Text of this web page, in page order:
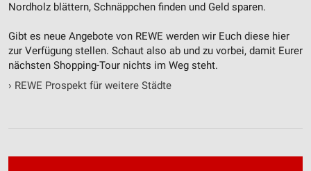
Nordholz blättern, Schnäppchen finden und Geld sparen.
Gibt es neue Angebote von REWE werden wir Euch diese hier
zur Verfügung stellen. Schaut also ab und zu vorbei, damit Eurer
nächsten Shopping-Tour nichts im Weg steht.
› REWE Prospekt für weitere Städte